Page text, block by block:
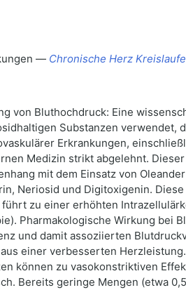
— Chronische Herz
von Bluthochdruck: Eine
Substanzen verwendet,
Erkrankungen,
Medizin strikt abgelehnt.
mit dem Einsatz von
Neriosid und Digitoxigenin.
führt zu einer erhöhten
Pharmakologische Wirkung bei
und damit assoziierten
einer verbesserten
können zu vasokonstriktiven
Bereits geringe Mengen (etwa